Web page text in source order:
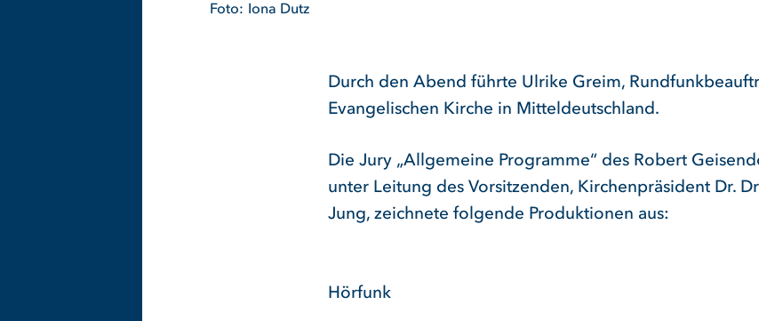
Iona Dutz
Durch den Abend führte Ulrike Greim,
Evangelischen Kirche in Mitteldeutschland.
Die Jury „Allgemeine Programme“ des Robert
unter Leitung des Vorsitzenden, Kirchenpräsident Dr.
Jung, zeichnete folgende Produktionen aus:
Hörfunk